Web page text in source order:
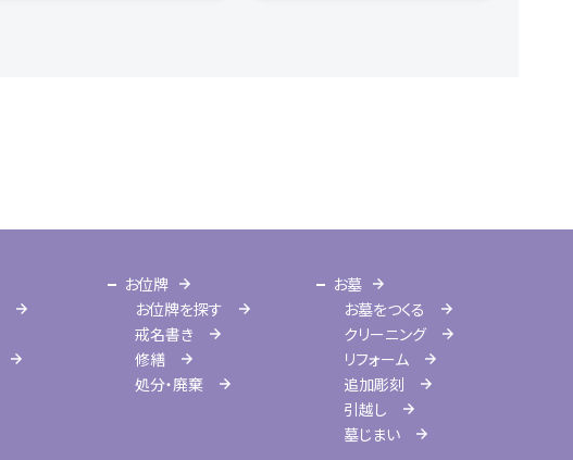
お位牌
お位牌を探す
戒名書き
修繕
処分・廃棄
お墓
お墓をつくる
クリーニング
リフォーム
追加彫刻
引越し
墓じまい